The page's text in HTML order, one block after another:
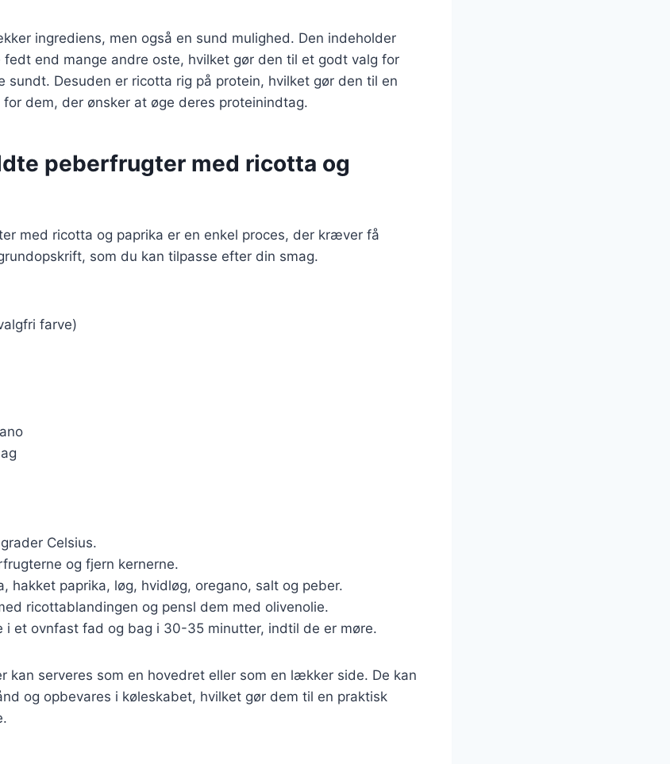
ingrediens, men også en sund mulighed. Den indeholder
end mange andre oste, hvilket gør den til et godt valg for
sundt. Desuden er ricotta rig på protein, hvilket gør den til en
dem, der ønsker at øge deres proteinindtag.
peberfrugter med ricotta og
med ricotta og paprika er en enkel proces, der kræver få
som du kan tilpasse efter din smag.
farve)
Celsius.
og fjern kernerne.
hakket paprika, løg, hvidløg, oregano, salt og peber.
ricottablandingen og pensl dem med olivenolie.
i et ovnfast fad og bag i 30-35 minutter, indtil de er møre.
kan serveres som en hovedret eller som en lækker side. De kan
og opbevares i køleskabet, hvilket gør dem til en praktisk